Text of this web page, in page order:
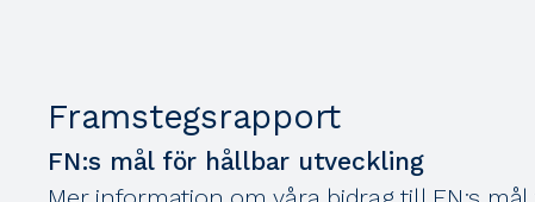
Framstegsrapport
FN:s mål för hållbar utveckling